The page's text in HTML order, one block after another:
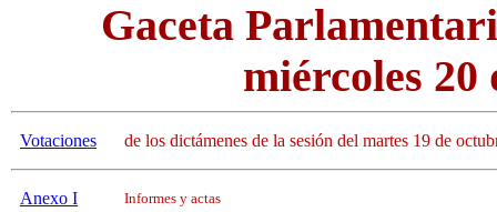
Gaceta
miércoles 20
Votaciones de los dictámenes de la sesión del martes 19 de
Anexo I Informes y actas